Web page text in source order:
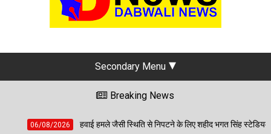
INSTAGRAM
Secondary Menu
Breaking News
जैसी स्थिति से निपटने के लिए शहीद भगत सिंह स्टेडियम में हुई मॉक एक्सरसाइज, आठ घायलों